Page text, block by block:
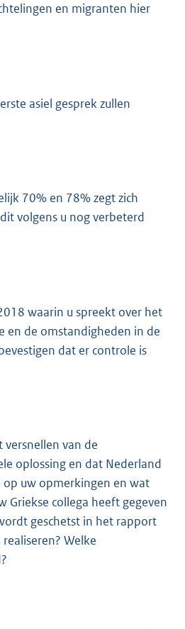
en migranten hier
asiel gesprek zullen
70% en 78% zegt zich
volgens u nog verbeterd
waarin u spreekt over het
en de omstandigheden in de
dat er controle is
van de
oplossing en dat Nederland
op uw opmerkingen en wat
Griekse collega heeft gegeven
geschetst in het rapport
Welke